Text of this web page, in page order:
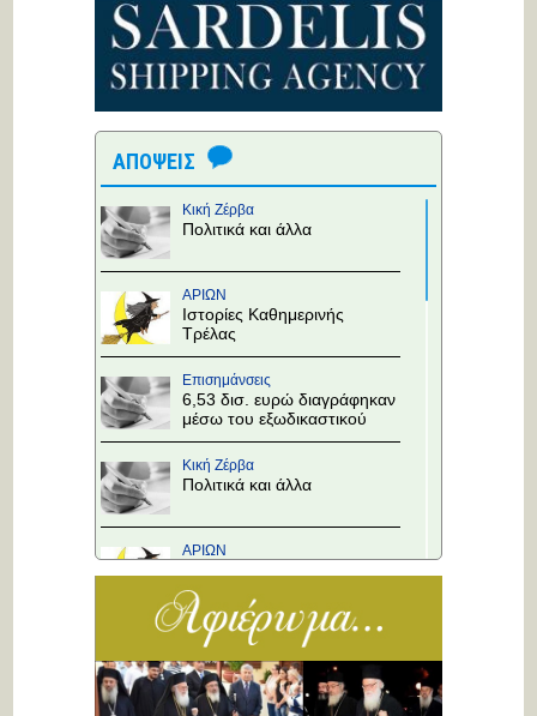
ΑΠΟΨΕΙΣ
Κική Ζέρβα
Πολιτικά και άλλα
ΑΡΙΩΝ
Ιστορίες Καθημερινής
Τρέλας
Επισημάνσεις
6,53 δισ. ευρώ διαγράφηκαν
μέσω του εξωδικαστικού
Κική Ζέρβα
Πολιτικά και άλλα
ΑΡΙΩΝ
Τρέλας
Επισημάνσεις
στους κόμβους!